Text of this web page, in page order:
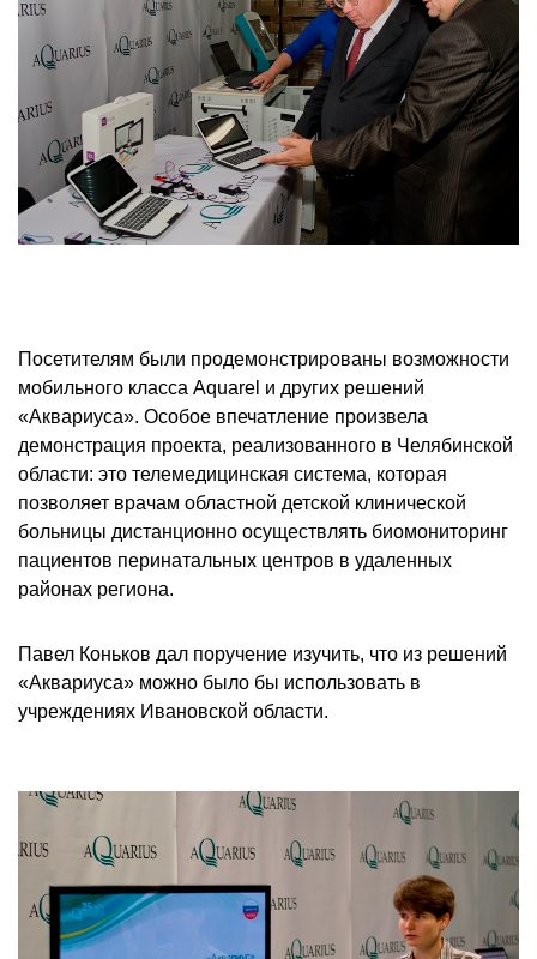
Посетителям были продемонстрированы возможности
мобильного класса Aquarel и других решений
«Аквариуса». Особое впечатление произвела
демонстрация проекта, реализованного в Челябинской
области: это телемедицинская система, которая
позволяет врачам областной детской клинической
больницы дистанционно осуществлять биомониторинг
пациентов перинатальных центров в удаленных
районах региона.
Павел Коньков дал поручение изучить, что из решений
«Аквариуса» можно было бы использовать в
учреждениях Ивановской области.